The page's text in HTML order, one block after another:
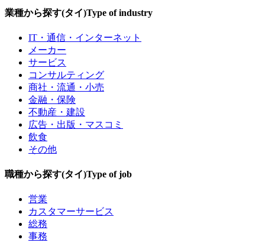
業種から探す(タイ)Type of industry
IT・通信・インターネット
メーカー
サービス
コンサルティング
商社・流通・小売
金融・保険
不動産・建設
広告・出版・マスコミ
飲食
その他
職種から探す(タイ)Type of job
営業
カスタマーサービス
総務
事務